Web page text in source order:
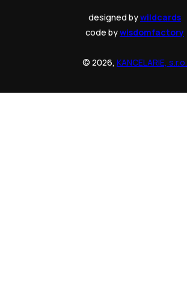
designed bywildcards
code bywisdomfactory
© 2026, KANCELARIE, s.r.o.